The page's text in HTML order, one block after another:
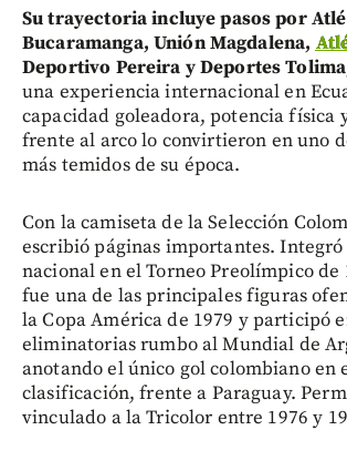
Su trayectoria incluye pasos por
Bucaramanga, Unión Magdalena,
Deportivo Pereira y Deportes
una experiencia internacional en
capacidad goleadora, potencia física
frente al arco lo convirtieron en uno
más temidos de su época.
Con la camiseta de la Selección
escribió páginas importantes.
nacional en el Torneo Preolímpico de
fue una de las principales figuras
la Copa América de 1979 y participó
eliminatorias rumbo al Mundial de
anotando el único gol colombiano en
clasificación, frente a Paraguay.
vinculado a la Tricolor entre 1976 y